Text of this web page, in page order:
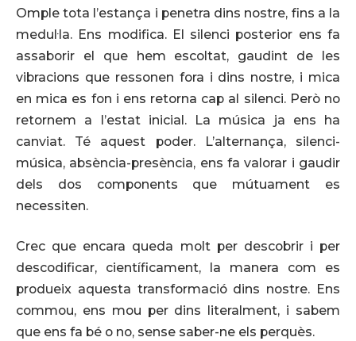
Omple tota l’estança i penetra dins nostre, fins a la
medul·la. Ens modifica. El silenci posterior ens fa
assaborir el que hem escoltat, gaudint de les
vibracions que ressonen fora i dins nostre, i mica
en mica es fon i ens retorna cap al silenci. Però no
retornem a l’estat inicial. La música ja ens ha
canviat. Té aquest poder. L’alternança, silenci-
música, absència-presència, ens fa valorar i gaudir
dels dos components que mútuament es
necessiten.
Crec que encara queda molt per descobrir i per
descodificar, científicament, la manera com es
produeix aquesta transformació dins nostre. Ens
commou, ens mou per dins literalment, i sabem
que ens fa bé o no, sense saber-ne els perquès.